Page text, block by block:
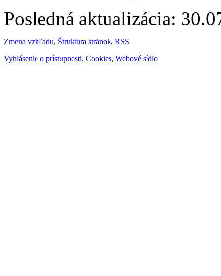
Posledná aktualizácia:
Zmena vzhľadu, Štruktúra stránok, RSS
Vyhlásenie o prístupnosti, Cookies, Webové sídlo